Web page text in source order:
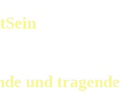
und tragende